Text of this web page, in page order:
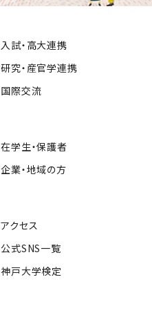
入試・高大連携
研究・産官学連携
国際交流
在学生・保護者
企業・地域の方
アクセス
公式SNS一覧
神戸大学検定